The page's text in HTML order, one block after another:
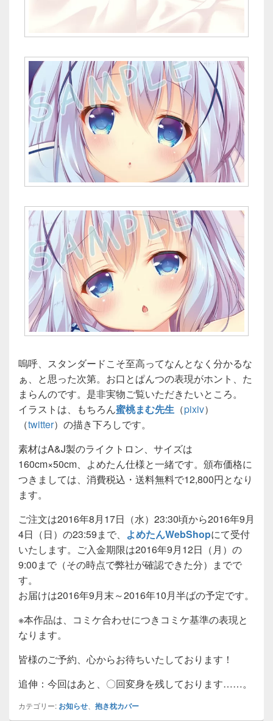
嗚呼、スタンダードこそ至高ってなんとなく分かるな
ぁ、と思った次第。お口とぱんつの表現がホント、た
まらんのです。是非実物ご覧いただきたいところ。
イラストは、もちろん蜜桃まむ先生 （pixiv）
（twitter）の描き下ろしです。
素材はA&J製のライクトロン、サイズは
160cm×50cm、よめたん仕様と一緒です。頒布価格に
つきましては、消費税込・送料無料で12,800円となり
ます。
ご注文は2016年8月17日（水）23:30頃から2016年9月
4日（日）の23:59まで、 よめたんWebShopにて受付
いたします。ご入金期限は2016年9月12日（月）の
9:00まで（その時点で弊社が確認できた分）までで
す。
お届けは2016年9月末～2016年10月半ばの予定です。
※本作品は、コミケ合わせにつきコミケ基準の表現と
なります。
皆様のご予約、心からお待ちいたしております！
追伸：今回はあと、〇回変身を残しております……。
カテゴリー: お知らせ 抱き枕カバー